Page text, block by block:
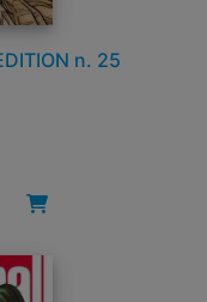
n. 25